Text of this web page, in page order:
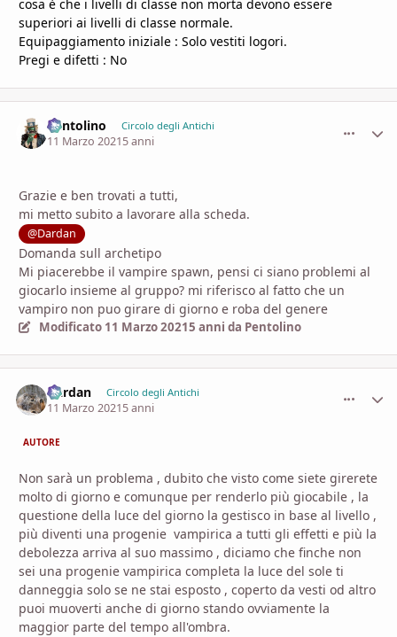
cosa è che i livelli di classe non morta devono essere
superiori ai livelli di classe normale.
Equipaggiamento iniziale : Solo vestiti logori.
Pregi e difetti : No
Pentolino Circolo degli Antichi
11 Marzo 20215 anni
Grazie e ben trovati a tutti,
mi metto subito a lavorare alla scheda.
@Dardan
Domanda sull archetipo
Mi piacerebbe il vampire spawn, pensi ci siano problemi al
giocarlo insieme al gruppo? mi riferisco al fatto che un
vampiro non puo girare di giorno e roba del genere
Modificato 11 Marzo 20215 anni da Pentolino
Dardan Circolo degli Antichi
11 Marzo 20215 anni
AUTORE
Non sarà un problema , dubito che visto come siete girerete
molto di giorno e comunque per renderlo più giocabile , la
questione della luce del giorno la gestisco in base al livello ,
più diventi una progenie vampirica a tutti gli effetti e più la
debolezza arriva al suo massimo , diciamo che finche non
sei una progenie vampirica completa la luce del sole ti
danneggia solo se ne stai esposto , coperto da vesti od altro
puoi muoverti anche di giorno stando ovviamente la
maggior parte del tempo all'ombra.